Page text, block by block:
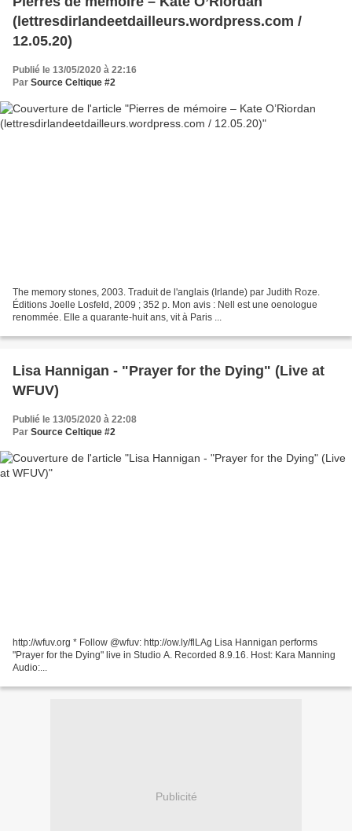
(lettresdirlandeetdailleurs.wordpress.com /
12.05.20)
Publié le 13/05/2020 à 22:16
Par Source Celtique #2
The memory stones, 2003. Traduit de l'anglais (Irlande) par Judith Roze.
Éditions Joelle Losfeld, 2009 ; 352 p. Mon avis : Nell est une oenologue
renommée. Elle a quarante-huit ans, vit à Paris ...
Lisa Hannigan - "Prayer for the Dying" (Live at
WFUV)
Publié le 13/05/2020 à 22:08
Par Source Celtique #2
http://wfuv.org * Follow @wfuv: http://ow.ly/flLAg Lisa Hannigan performs
"Prayer for the Dying" live in Studio A. Recorded 8.9.16. Host: Kara Manning
Audio:...
Publicité